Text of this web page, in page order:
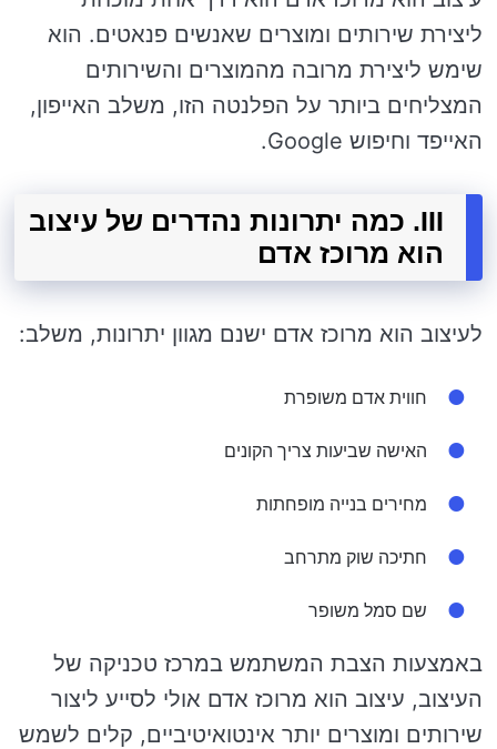
ליצירת שירותים ומוצרים שאנשים פנאטים. הוא
שימש ליצירת מרובה מהמוצרים והשירותים
המצליחים ביותר על הפלנטה הזו, משלב האייפון,
האייפד וחיפוש Google.
III. כמה יתרונות נהדרים של עיצוב
הוא מרוכז אדם
לעיצוב הוא מרוכז אדם ישנם מגוון יתרונות, משלב:
חווית אדם משופרת
האישה שביעות צריך הקונים
מחירים בנייה מופחתות
חתיכה שוק מתרחב
שם סמל משופר
באמצעות הצבת המשתמש במרכז טכניקה של
העיצוב, עיצוב הוא מרוכז אדם אולי לסייע ליצור
שירותים ומוצרים יותר אינטואיטיביים, קלים לשמש